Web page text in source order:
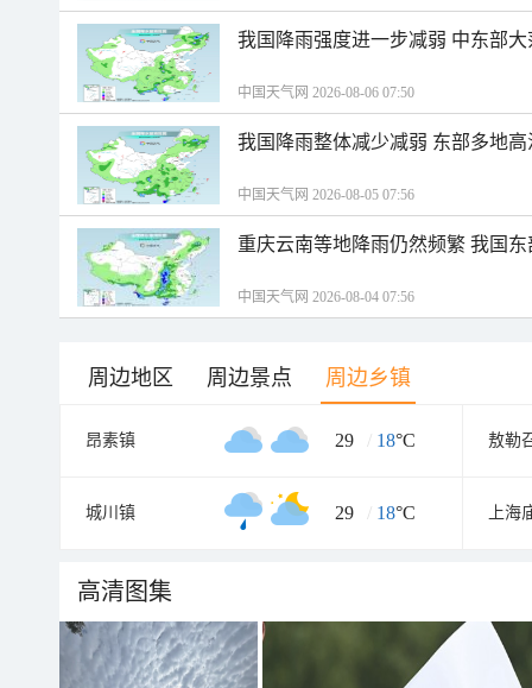
我国降雨强度进一步减弱 中东部
中国天气网 2026-08-06 07:50
我国降雨整体减少减弱 东部多地
中国天气网 2026-08-05 07:56
重庆云南等地降雨仍然频繁 我国
中国天气网 2026-08-04 07:56
周边地区 周边景点 周边乡镇
昂素镇 29 / 18°C 敖勒
城川镇 29 / 18°C 上海
高清图集